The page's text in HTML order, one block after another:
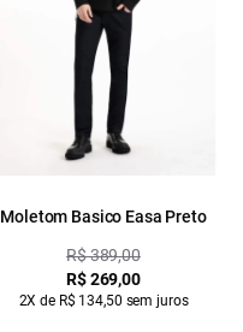
Moletom Basico Easa Preto
R$ 389,00
R$ 269,00
2X de R$ 134,50 sem juros